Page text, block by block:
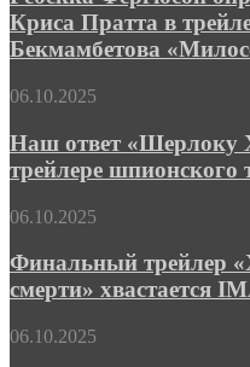
степень
вины
Криса
в
фильма
Тимура
Бекмамбетова
«Милосердие»
Криса Пратта в
Бекмамбетова
Наш
«Шерлоку
Холмсу»
Гая
в
шпионского
триллера
06.10.2025
Наш ответ «Шерлоку
трейлере
Финальный
«Хищника:
смерти»
IMAX-
06.10.2025
Финальный трейлер
смерти» хвастается
Liminal
06.10.2025